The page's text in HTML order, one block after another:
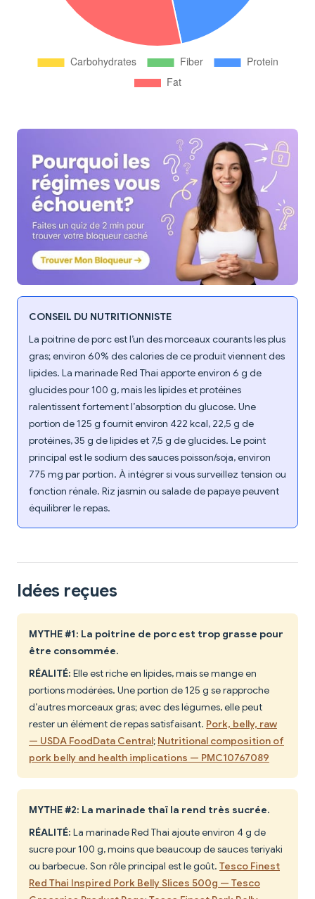
CONSEIL DU NUTRITIONNISTE
La poitrine de porc est l’un des morceaux courants les plus
gras; environ 60% des calories de ce produit viennent des
lipides. La marinade Red Thai apporte environ 6 g de
glucides pour 100 g, mais les lipides et protéines
ralentissent fortement l’absorption du glucose. Une
portion de 125 g fournit environ 422 kcal, 22,5 g de
protéines, 35 g de lipides et 7,5 g de glucides. Le point
principal est le sodium des sauces poisson/soja, environ
775 mg par portion. À intégrer si vous surveillez tension ou
fonction rénale. Riz jasmin ou salade de papaye peuvent
équilibrer le repas.
Idées reçues
MYTHE #1: La poitrine de porc est trop grasse pour
être consommée.
RÉALITÉ: Elle est riche en lipides, mais se mange en
portions modérées. Une portion de 125 g se rapproche
d’autres morceaux gras; avec des légumes, elle peut
rester un élément de repas satisfaisant. Pork, belly, raw
— USDA FoodData Central; Nutritional composition of
pork belly and health implications — PMC10767089
MYTHE #2: La marinade thaï la rend très sucrée.
RÉALITÉ: La marinade Red Thai ajoute environ 4 g de
sucre pour 100 g, moins que beaucoup de sauces teriyaki
ou barbecue. Son rôle principal est le goût. Tesco Finest
Red Thai Inspired Pork Belly Slices 500g — Tesco